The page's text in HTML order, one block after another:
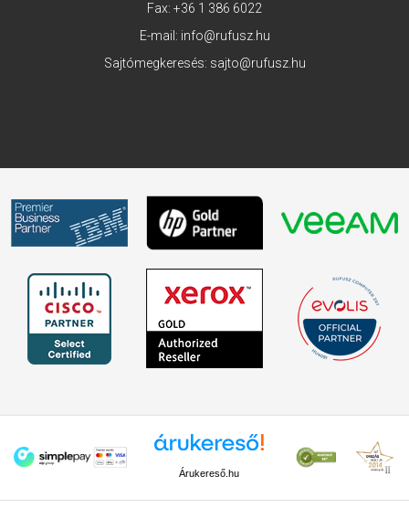
Fax: +36 1 386 6022
E-mail: info@rufusz.hu
Sajtómegkeresés: sajto@rufusz.hu
Árukereső.hu